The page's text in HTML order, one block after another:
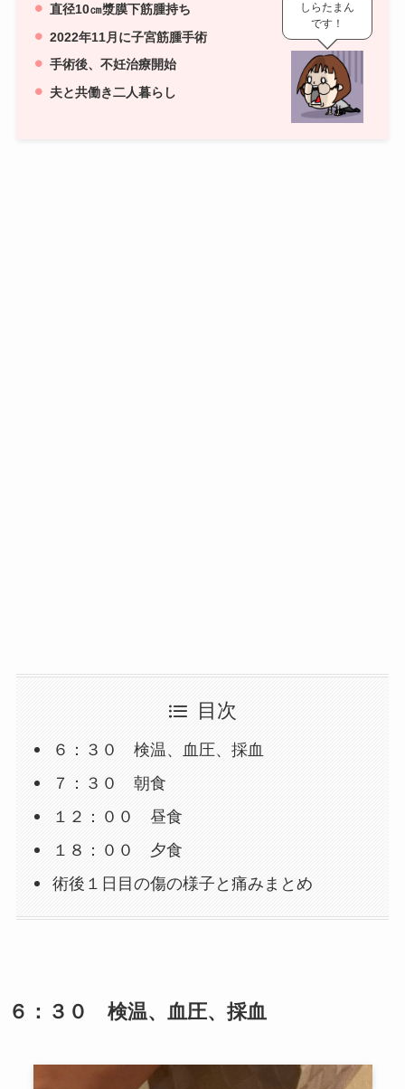
直径10㎝漿膜下筋腫持ち
2022年11月に子宮筋腫手術
手術後、不妊治療開始
夫と共働き二人暮らし
しらたまん
です！
目次
６：３０ 検温、血圧、採血
７：３０ 朝食
１２：００ 昼食
１８：００ 夕食
術後１日目の傷の様子と痛みまとめ
６：３０ 検温、血圧、採血